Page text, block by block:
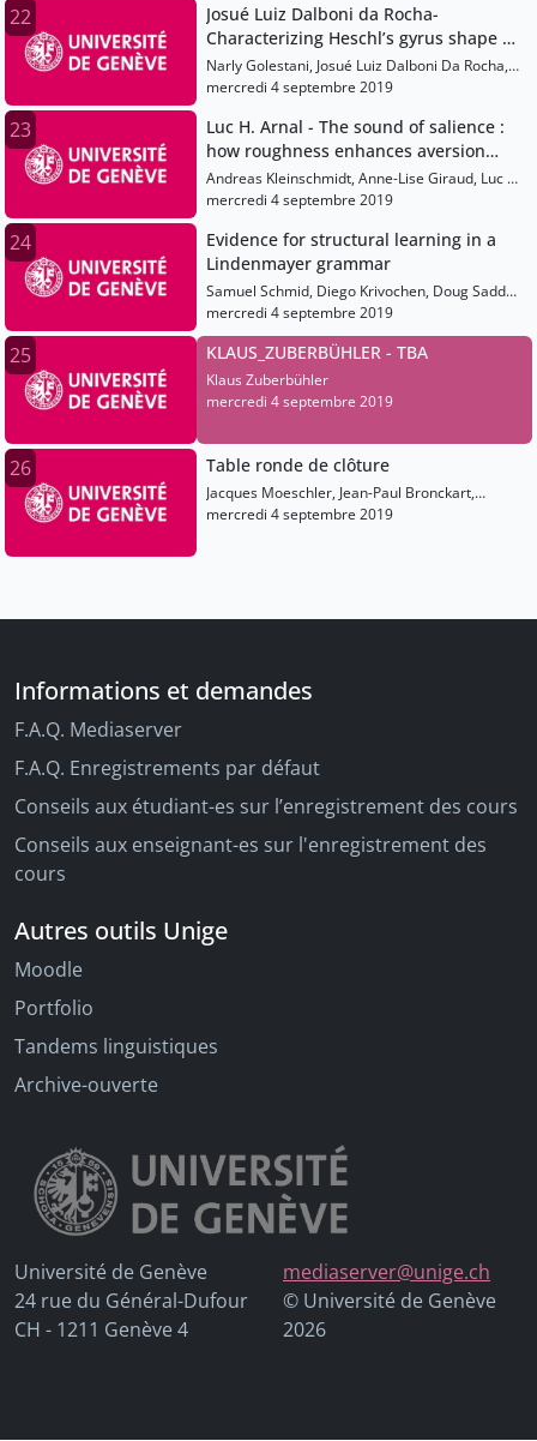
22
Josué Luiz Dalboni da Rocha-
Characterizing Heschl’s gyrus shape by
a Multivariate Concavity Amplitude
Index , , ,
Narly Golestani, Josué Luiz Dalboni Da Rocha,
Jan Benner, Peter Schneider
mercredi 4 septembre 2019
23
Luc H. Arnal - The sound of salience :
how roughness enhances aversion
throug
Andreas Kleinschmidt, Anne-Lise Giraud, Luc H.
Arnal, Laurent Spinelli, Pierre Mégevand
mercredi 4 septembre 2019
24
Evidence for structural learning in a
Lindenmayer grammar
Samuel Schmid, Diego Krivochen, Doug Saddy,
Julie Franck
mercredi 4 septembre 2019
25 KLAUS_ZUBERBÜHLER - TBA
Klaus Zuberbühler
mercredi 4 septembre 2019
26 Table ronde de clôture
Jacques Moeschler, Jean-Paul Bronckart,
Laurent Filliettaz, Luigi Rizzi, Eric Wehrli
mercredi 4 septembre 2019
Informations et demandes
F.A.Q. Mediaserver
F.A.Q. Enregistrements par défaut
Conseils aux étudiant-es sur l’enregistrement des cours
Conseils aux enseignant-es sur l'enregistrement des
cours
Autres outils Unige
Moodle
Portfolio
Tandems linguistiques
Archive-ouverte
Université de Genève
24 rue du Général-Dufour
CH - 1211 Genève 4
mediaserver@unige.ch
© Université de Genève
2026